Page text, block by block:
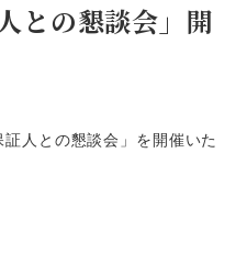
との懇談会」開
人との懇談会」を開催いた